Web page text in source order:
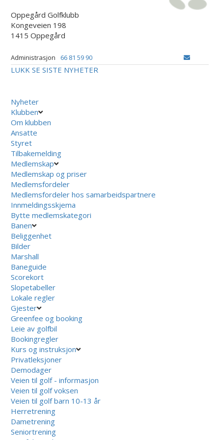
Oppegård Golfklubb
Kongeveien 198
1415 Oppegård
Administrasjon 66 81 59 90
LUKK SE SISTE NYHETER
Nyheter
Klubben
Om klubben
Ansatte
Styret
Tilbakemelding
Medlemskap
Medlemskap og priser
Medlemsfordeler
Medlemsfordeler hos samarbeidspartnere
Innmeldingsskjema
Bytte medlemskategori
Banen
Beliggenhet
Bilder
Marshall
Baneguide
Scorekort
Slopetabeller
Lokale regler
Gjester
Greenfee og booking
Leie av golfbil
Bookingregler
Kurs og instruksjon
Privatleksjoner
Demodager
Veien til golf - informasjon
Veien til golf voksen
Veien til golf barn 10-13 år
Herretrening
Dametrening
Seniortrening